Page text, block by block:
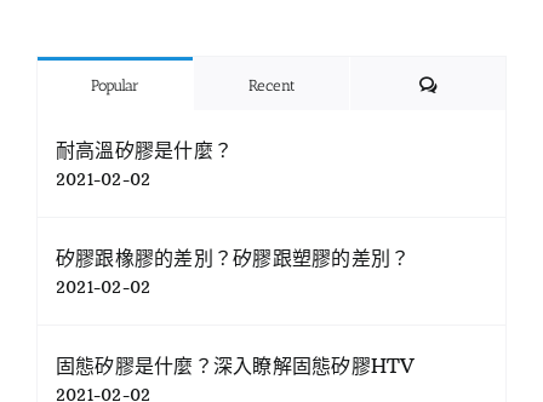
Popular Recent Comments
耐高溫矽膠是什麼？
2021-02-02
矽膠跟橡膠的差別？矽膠跟塑膠的差別？
2021-02-02
固態矽膠是什麼？深入瞭解固態矽膠HTV
2021-02-02